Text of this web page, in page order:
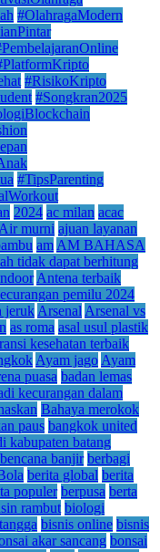
#OlahragaModern
#RisikoKripto
#Songkran2025
#TipsParenting
2024 ac milan acac
Air murni ajuan layanan
am AM BAHASA
tidak dapat berhitung
Antena terbaik
pemilu 2024
jeruk Arsenal Arsenal vs
as roma asal usul plastik
kesehatan terbaik
Ayam jago Ayam
puasa badan lemas
kecurangan dalam
Bahaya merokok
paus bangkok united
kabupaten batang
bencana banjir berbagi
berita global berita
populer berpusa berta
rambut biologi
bisnis online bisnis
akar sancang bonsai